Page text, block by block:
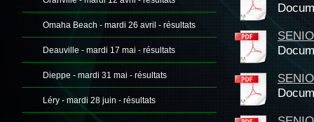
Omaha Beach - mardi 26 avril - résultats
Deauville - mardi 17 mai - résultats
Dieppe - mardi 31 mai - résultats
Léry - mardi 28 juin - résultats